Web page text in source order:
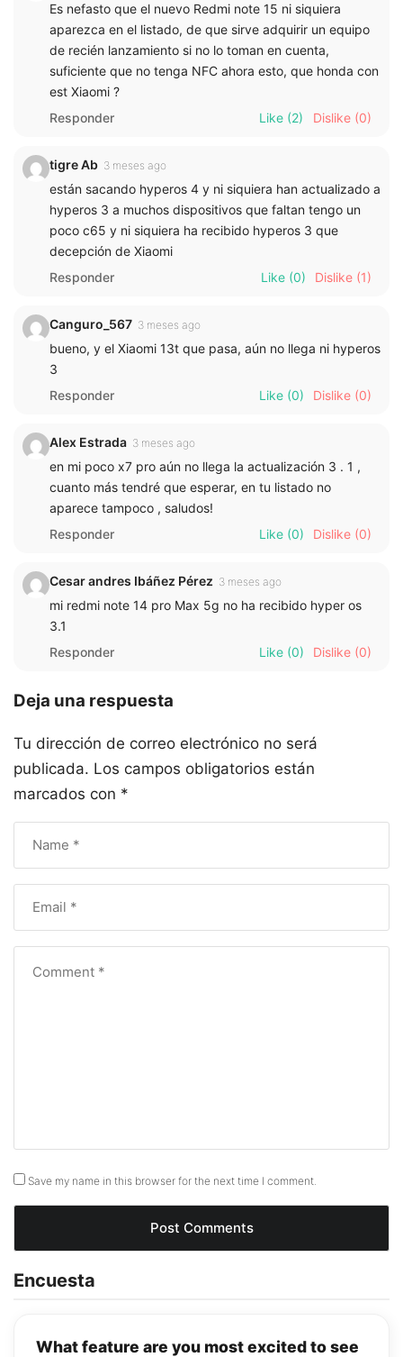
Es nefasto que el nuevo Redmi note 15 ni siquiera
aparezca en el listado, de que sirve adquirir un equipo
de recién lanzamiento si no lo toman en cuenta,
suficiente que no tenga NFC ahora esto, que honda con
est Xiaomi ?
Responder
Like (2) Dislike (0)
tigre Ab 3 meses ago
están sacando hyperos 4 y ni siquiera han actualizado a
hyperos 3 a muchos dispositivos que faltan tengo un
poco c65 y ni siquiera ha recibido hyperos 3 que
decepción de Xiaomi
Responder
Like (0) Dislike (1)
Canguro_567 3 meses ago
bueno, y el Xiaomi 13t que pasa, aún no llega ni hyperos
3
Responder
Like (0) Dislike (0)
Alex Estrada 3 meses ago
en mi poco x7 pro aún no llega la actualización 3 . 1 ,
cuanto más tendré que esperar, en tu listado no
aparece tampoco , saludos!
Responder
Like (0) Dislike (0)
Cesar andres Ibáñez Pérez 3 meses ago
mi redmi note 14 pro Max 5g no ha recibido hyper os
3.1
Responder
Like (0) Dislike (0)
Deja una respuesta
Tu dirección de correo electrónico no será
publicada. Los campos obligatorios están
marcados con *
Save my name in this browser for the next time I comment.
Encuesta
What feature are you most excited to see